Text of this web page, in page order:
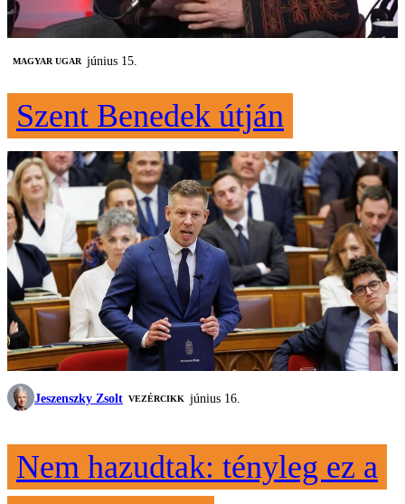
MAGYAR UGAR június 15.
Szent Benedek útján
Jeszenszky Zsolt VEZÉRCIKK június 16.
Nem hazudtak: tényleg ez a